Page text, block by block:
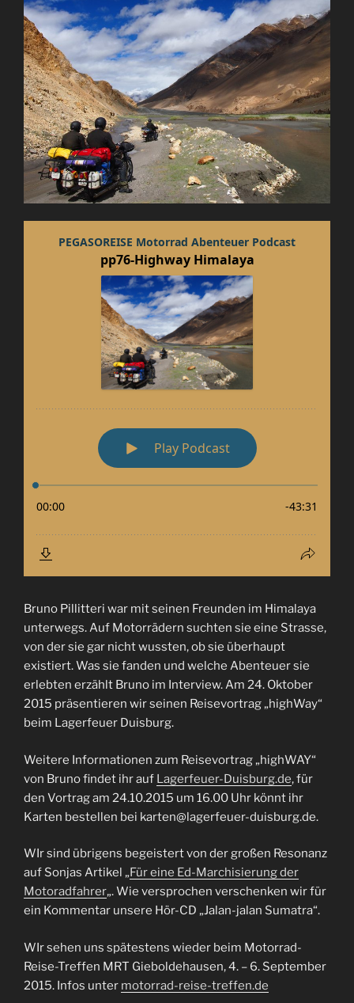
Bruno Pillitteri war mit seinen Freunden im Himalaya
unterwegs. Auf Motorrädern suchten sie eine Strasse,
von der sie gar nicht wussten, ob sie überhaupt
existiert. Was sie fanden und welche Abenteuer sie
erlebten erzählt Bruno im Interview. Am 24. Oktober
2015 präsentieren wir seinen Reisevortrag „highWay“
beim Lagerfeuer Duisburg.
Weitere Informationen zum Reisevortrag „highWAY“
von Bruno findet ihr auf Lagerfeuer-Duisburg.de, für
den Vortrag am 24.10.2015 um 16.00 Uhr könnt ihr
Karten bestellen bei karten@lagerfeuer-duisburg.de.
WIr sind übrigens begeistert von der großen Resonanz
auf Sonjas Artikel „Für eine Ed-Marchisierung der
Motoradfahrer„. Wie versprochen verschenken wir für
ein Kommentar unsere Hör-CD „Jalan-jalan Sumatra“.
WIr sehen uns spätestens wieder beim Motorrad-
Reise-Treffen MRT Gieboldehausen, 4. – 6. September
2015. Infos unter motorrad-reise-treffen.de